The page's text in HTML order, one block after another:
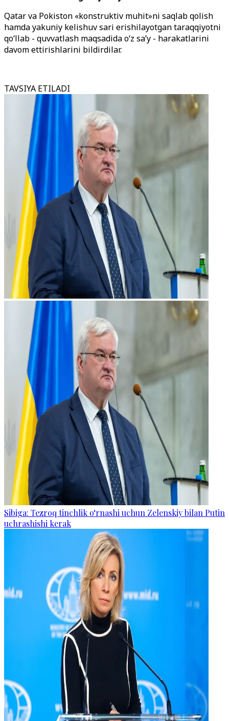
Qatar va Pokiston «konstruktiv muhit»ni saqlab qolish
hamda yakuniy kelishuv sari erishilayotgan taraqqiyotni
qo‘llab - quvvatlash maqsadida o‘z sa’y - harakatlarini
davom ettirishlarini bildirdilar.
TAVSIYA ETILADI
Sibiga: Tezroq tinchlik o‘rnashi uchun Zelenskiy bilan Putin
uchrashishi kerak